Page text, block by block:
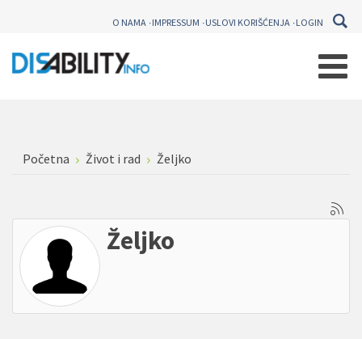
O NAMA IMPRESSUM USLOVI KORIŠĆENJA LOGIN
Početna Život i rad Željko
Željko